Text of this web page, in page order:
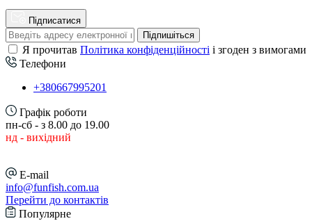
Підписатися
Підпишіться
Я прочитав Політика конфіденційності і згоден з вимогами
Телефони
+380667995201
Графік роботи
пн-сб - з 8.00 до 19.00
нд - вихідний
E-mail
info@funfish.com.ua
Перейти до контактів
Популярне